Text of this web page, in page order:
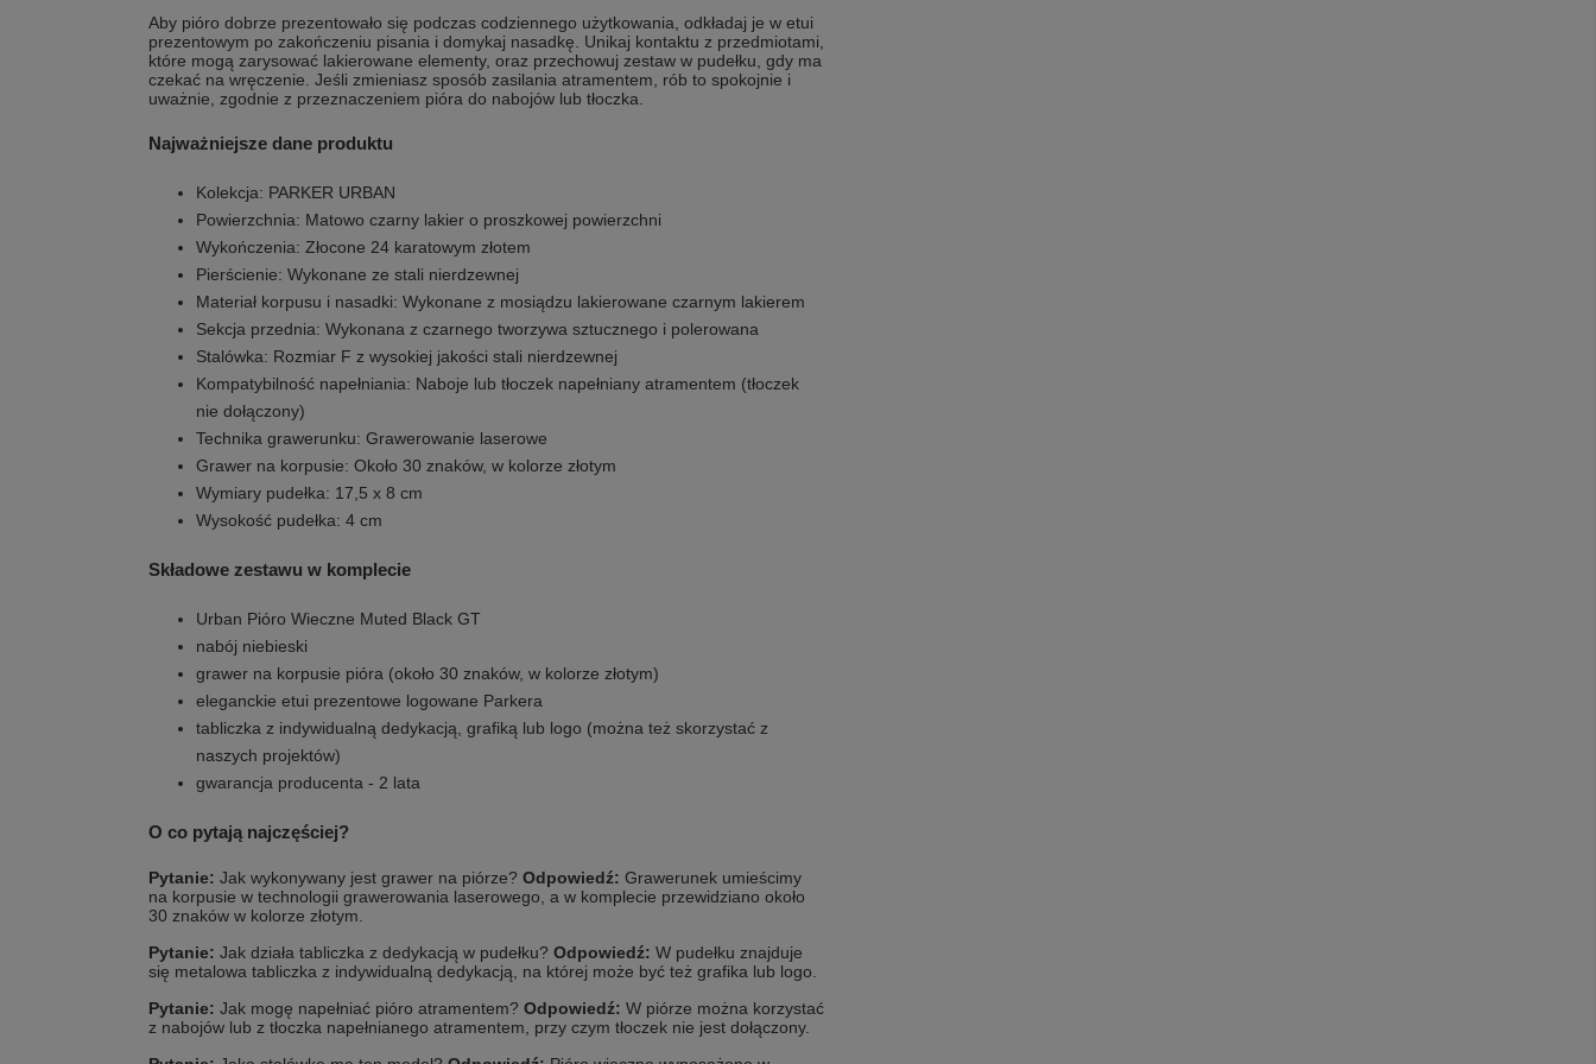
Aby pióro dobrze prezentowało się podczas codziennego użytkowania, odkładaj je w etui
prezentowym po zakończeniu pisania i domykaj nasadkę. Unikaj kontaktu z przedmiotami,
które mogą zarysować lakierowane elementy, oraz przechowuj zestaw w pudełku, gdy ma
czekać na wręczenie. Jeśli zmieniasz sposób zasilania atramentem, rób to spokojnie i
uważnie, zgodnie z przeznaczeniem pióra do nabojów lub tłoczka.
Najważniejsze dane produktu
Kolekcja: PARKER URBAN
Powierzchnia: Matowo czarny lakier o proszkowej powierzchni
Wykończenia: Złocone 24 karatowym złotem
Pierścienie: Wykonane ze stali nierdzewnej
Materiał korpusu i nasadki: Wykonane z mosiądzu lakierowane czarnym lakierem
Sekcja przednia: Wykonana z czarnego tworzywa sztucznego i polerowana
Stalówka: Rozmiar F z wysokiej jakości stali nierdzewnej
Kompatybilność napełniania: Naboje lub tłoczek napełniany atramentem (tłoczek
nie dołączony)
Technika grawerunku: Grawerowanie laserowe
Grawer na korpusie: Około 30 znaków, w kolorze złotym
Wymiary pudełka: 17,5 x 8 cm
Wysokość pudełka: 4 cm
Składowe zestawu w komplecie
Urban Pióro Wieczne Muted Black GT
nabój niebieski
grawer na korpusie pióra (około 30 znaków, w kolorze złotym)
eleganckie etui prezentowe logowane Parkera
tabliczka z indywidualną dedykacją, grafiką lub logo (można też skorzystać z
naszych projektów)
gwarancja producenta - 2 lata
O co pytają najczęściej?
Pytanie: Jak wykonywany jest grawer na piórze? Odpowiedź: Grawerunek umieścimy
na korpusie w technologii grawerowania laserowego, a w komplecie przewidziano około
30 znaków w kolorze złotym.
Pytanie: Jak działa tabliczka z dedykacją w pudełku? Odpowiedź: W pudełku znajduje
się metalowa tabliczka z indywidualną dedykacją, na której może być też grafika lub logo.
Pytanie: Jak mogę napełniać pióro atramentem? Odpowiedź: W piórze można korzystać
z nabojów lub z tłoczka napełnianego atramentem, przy czym tłoczek nie jest dołączony.